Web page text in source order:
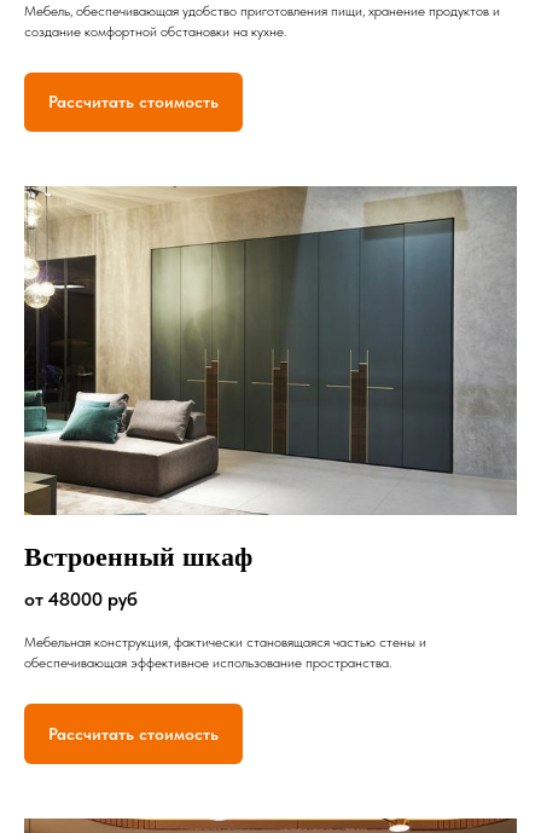
Мебель, обеспечивающая удобство приготовления пищи, хранение продуктов и
создание комфортной обстановки на кухне.
Рассчитать стоимость
Встроенный шкаф
от 48000 руб
Мебельная конструкция, фактически становящаяся частью стены и
обеспечивающая эффективное использование пространства.
Рассчитать стоимость